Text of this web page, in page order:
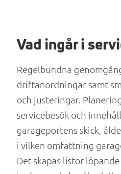
Vad ingår i
Regelbundna
driftanordningar samt
och justeringar.
servicebesök och
garageportens skick,
i vilken omfattning
Det skapas listor